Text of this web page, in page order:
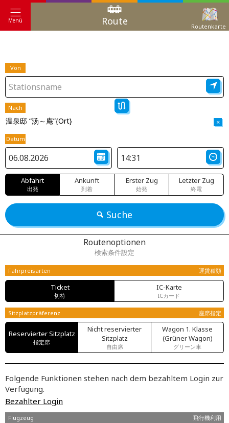
Menü Route Routenkarte
Von
Nach
温泉邸 “汤～庵”{Ort} ×
Datum
Abfahrt
出発
Ankunft
到着
Erster Zug
始発
Letzter Zug
終電
Suche
Routenoptionen
検索条件設定
Fahrpreisarten 運賃種類
Ticket
切符
IC-Karte
ICカード
Sitzplatzpräferenz 座席指定
Reservierter Sitzplatz
指定席
Nicht reservierter
Sitzplatz
自由席
Wagon 1. Klasse
(Grüner Wagon)
グリーン車
Folgende Funktionen stehen nach dem bezahltem Login zur
Verfügung.
Bezahlter Login
Flugzeug 飛行機利用